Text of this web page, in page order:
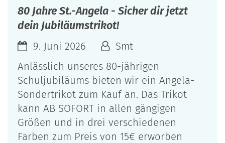
80 Jahre St.-Angela - Sicher dir jetzt
dein Jubiläumstrikot!
9. Juni 2026
Smt
Anlässlich unseres 80-jährigen
Schuljubiläums bieten wir ein Angela-
Sondertrikot zum Kauf an. Das Trikot
kann AB SOFORT in allen gängigen
Größen und in drei verschiedenen
Farben zum Preis von 15€ erworben